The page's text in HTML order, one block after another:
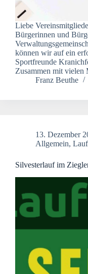
Liebe
Bürgerinnen und
können wir auf ein
Sportfreunde
Zusammen mit
Franz Beuthe
13. Dezember
Allgemein,
Silvesterlauf im